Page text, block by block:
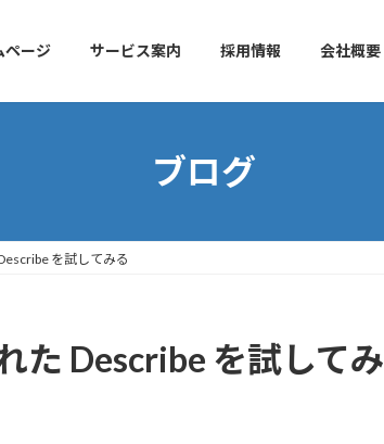
ページ サービス案内 採用情報 会社概要
ブログ
を試してみる
た Describe を試してみ